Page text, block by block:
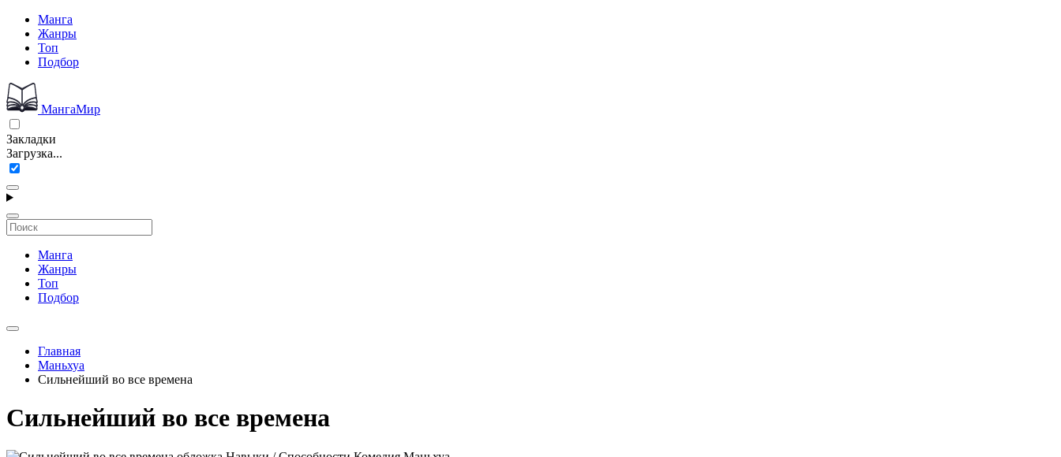
Манга
Жанры
Топ
Подбор
МангаМир
Закладки
Загрузка...
Манга
Жанры
Топ
Подбор
Главная
Маньхуа
Сильнейший во все времена
Сильнейший во все времена